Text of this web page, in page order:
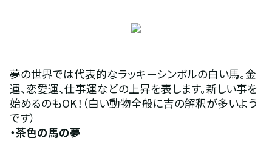
夢の世界では代表的なラッキーシンボルの白い馬。金
運、恋愛運、仕事運などの上昇を表します。新しい事を
始めるのもOK！（白い動物全般に吉の解釈が多いよう
です）
・茶色の馬の夢